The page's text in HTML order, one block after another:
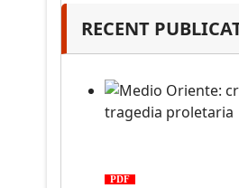
RECENT
PDF